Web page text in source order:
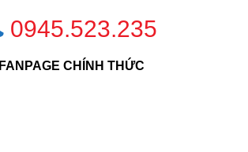
0945.523.235
FANPAGE CHÍNH THỨC